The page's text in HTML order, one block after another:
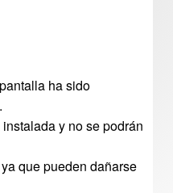
ha sido
y no se podrán
que pueden dañarse